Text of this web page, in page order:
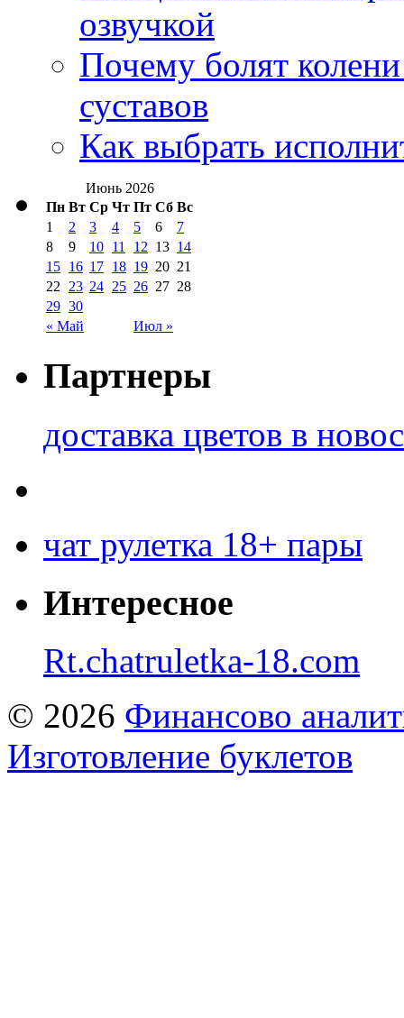
озвучкой
Почему болят
суставов
Как выбрать
Июнь 2026
Пн Вт Ср Чт Пт Сб Вс
« Май Июл »
1 2 3 4 5 6
7
8
9 10 11 12 13 14
15 16 17 18 19 20 21
22 23 24 25 26 27 28
29 30
Партнеры
доставка цветов в
чат рулетка 18+ пары
Интересное
Rt.chatruletka-18.com
© 2026 Финансово
Изготовление буклетов